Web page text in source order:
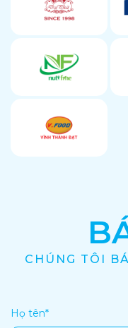
CHÚNG TÔI
Họ tên*